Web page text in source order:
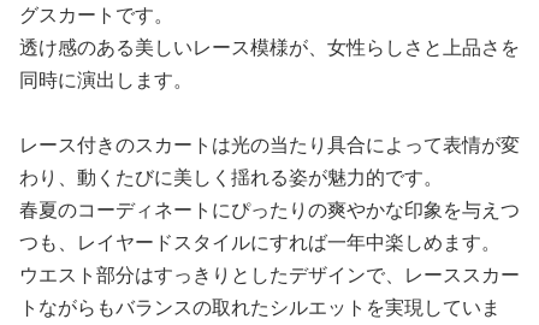
グスカートです。
透け感のある美しいレース模様が、女性らしさと上品さを
同時に演出します。
レース付きのスカートは光の当たり具合によって表情が変
わり、動くたびに美しく揺れる姿が魅力的です。
春夏のコーディネートにぴったりの爽やかな印象を与えつ
つも、レイヤードスタイルにすれば一年中楽しめます。
ウエスト部分はすっきりとしたデザインで、レーススカー
トながらもバランスの取れたシルエットを実現していま